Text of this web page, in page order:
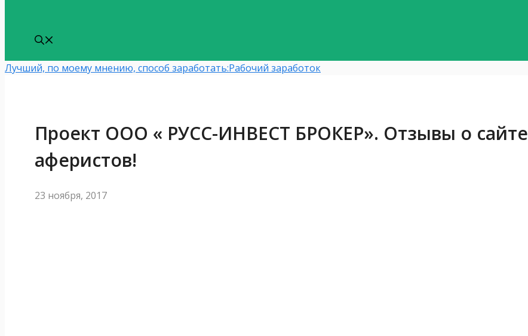
Лучший, по моему мнению, способ заработать:Рабочий заработок
Проект ООО « РУСС-ИНВЕСТ БРОКЕР». Отзывы о сайте
аферистов!
23 ноября, 2017